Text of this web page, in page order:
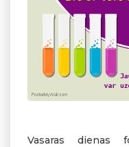
Vasaras dienas